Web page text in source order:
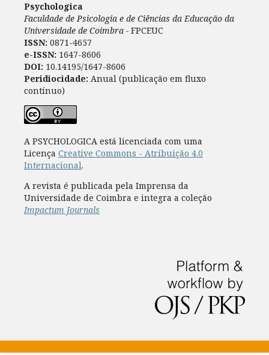
Psychologica
Faculdade de Psicologia e de Ciências da Educação da
Universidade de Coimbra - FPCEUC
ISSN: 0871-4657
e-ISSN: 1647-8606
DOI: 10.14195/1647-8606
Peridiocidade: Anual (publicação em fluxo
contínuo)
A PSYCHOLOGICA está licenciada com uma
Licença Creative Commons - Atribuição 4.0
Internacional.
A revista é publicada pela Imprensa da
Universidade de Coimbra e integra a coleção
Impactum Journals